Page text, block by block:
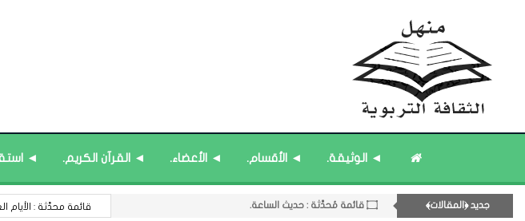
◄ الوثيقة. ◄ الأقسام. ◄ الأعضاء. ◄ القرآن الكريم. ◄
جديد ﴿المقالات﴾
۝ قائمة مُثبتة : مشرف منهل الثقافة التربوية.
۝ قائمة مُثبتة : إدارة منهل الثقافة التربوية.
11- القسم الحادي عشر : ﴿اللقاءات الشخصية - الثقافة المتسلسلة﴾.
۝ قائمة مُحدَّثة : مختارات من ﴿جديد﴾ المشاركات.
۝ قائمة مُحدَّثة : حديث الساعة. قائمة محدَّثة : الأيام